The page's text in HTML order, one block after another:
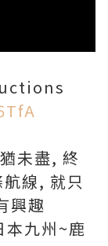
未盡, 終
線, 就只
興趣
九州~鹿